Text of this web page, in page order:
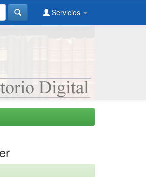
Servicios